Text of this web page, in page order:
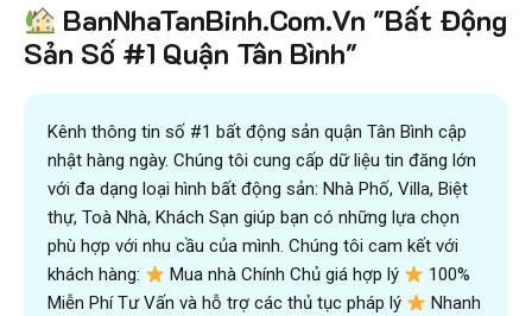
Tiết kiệmhơn 90% thời gian , mua bán được nhanh hơn
và kiếm được nhiều tiền hơn với sự trợ giúp đắc lực của
đội ngũ chuyên gia VICTORY REAL
Trên 10.500 Khách Hàng Đã Tìm Mua
Nhanh
BanNhaTanBinh.Com.Vn "Bất Động
Sản Số #1 Quận Tân Bình"
Kênh thông tin số #1 bất động sản quận Tân Bình cập
nhật hàng ngày. Chúng tôi cung cấp dữ liệu tin đăng lớn
với đa dạng loại hình bất động sản: Nhà Phố, Villa, Biệt
thự, Toà Nhà, Khách Sạn giúp bạn có những lựa chọn
phù hợp với nhu cầu của mình. Chúng tôi cam kết với
khách hàng:
Mua nhà Chính Chủ giá hợp lý
100%
Miễn Phí Tư Vấn và hỗ trợ các thủ tục pháp lý
Nhanh